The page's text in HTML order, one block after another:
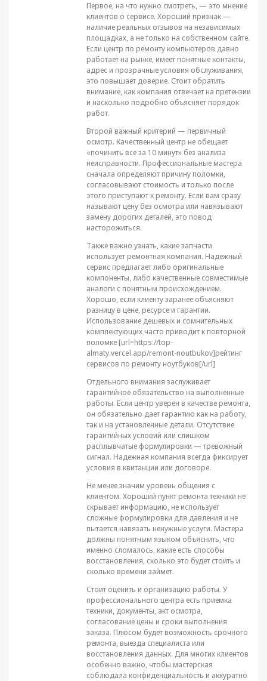
Первое, на что нужно смотреть, — это мнение
клиентов о сервисе. Хороший признак —
наличие реальных отзывов на независимых
площадках, а не только на собственном сайте.
Если центр по ремонту компьютеров давно
работает на рынке, имеет понятные контакты,
адрес и прозрачные условия обслуживания,
это повышает доверие. Стоит обратить
внимание, как компания отвечает на претензии
и насколько подробно объясняет порядок
работ.
Второй важный критерий — первичный
осмотр. Качественный центр не обещает
«починить все за 10 минут» без анализа
неисправности. Профессиональные мастера
сначала определяют причину поломки,
согласовывают стоимость и только после
этого приступают к ремонту. Если вам сразу
называют цену без осмотра или навязывают
замену дорогих деталей, это повод
насторожиться.
Также важно узнать, какие запчасти
использует ремонтная компания. Надежный
сервис предлагает либо оригинальные
компоненты, либо качественные совместимые
аналоги с понятным происхождением.
Хорошо, если клиенту заранее объясняют
разницу в цене, ресурсе и гарантии.
Использование дешевых и сомнительных
комплектующих часто приводит к повторной
поломке [url=https://top-
almaty.vercel.app/remont-noutbukov]рейтинг
сервисов по ремонту ноутбуков[/url]
Отдельного внимания заслуживает
гарантийное обязательство на выполненные
работы. Если центр уверен в качестве ремонта,
он обязательно дает гарантию как на работу,
так и на установленные детали. Отсутствие
гарантийных условий или слишком
расплывчатые формулировки — тревожный
сигнал. Надежная компания всегда фиксирует
условия в квитанции или договоре.
Не менее значим уровень общения с
клиентом. Хороший пункт ремонта техники не
скрывает информацию, не использует
сложные формулировки для давления и не
пытается навязать ненужные услуги. Мастера
должны понятным языком объяснить, что
именно сломалось, какие есть способы
восстановления, сколько это будет стоить и
сколько времени займет.
Стоит оценить и организацию работы. У
профессионального центра есть приемка
техники, документы, акт осмотра,
согласование цены и сроки выполнения
заказа. Плюсом будет возможность срочного
ремонта, выезда специалиста или
восстановления данных. Для многих клиентов
особенно важно, чтобы мастерская
соблюдала конфиденциальность и аккуратно